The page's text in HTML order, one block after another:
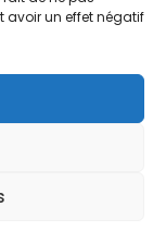
avoir un effet négatif